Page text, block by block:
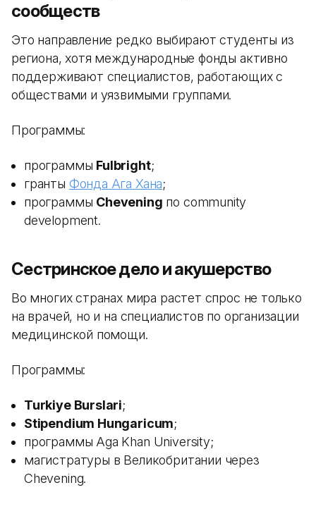
сообществ
Это направление редко выбирают студенты из
региона, хотя международные фонды активно
поддерживают специалистов, работающих с
обществами и уязвимыми группами.
Программы:
программы Fulbright;
гранты Фонда Ага Хана;
программы Chevening по community
development.
Сестринское дело и акушерство
Во многих странах мира растет спрос не только
на врачей, но и на специалистов по организации
медицинской помощи.
Программы:
Turkiye Burslari;
Stipendium Hungaricum;
программы Aga Khan University;
магистратуры в Великобритании через
Chevening.